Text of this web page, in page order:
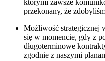
którymi zawsze
przekonany, że
Możliwość strategicznej
się w momencie, gdy z
długoterminowe
zgodnie z naszymi